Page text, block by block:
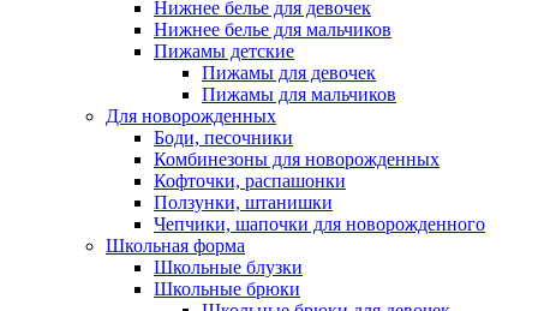
Нижнее белье для девочек
Нижнее белье для мальчиков
Пижамы детские
Пижамы для девочек
Пижамы для мальчиков
Для новорожденных
Боди, песочники
Комбинезоны для новорожденных
Кофточки, распашонки
Ползунки, штанишки
Чепчики, шапочки для новорожденного
Школьная форма
Школьные блузки
Школьные брюки